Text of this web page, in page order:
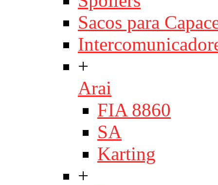
Sacos para
+
Arai
FIA 8860
SA
Karting
+